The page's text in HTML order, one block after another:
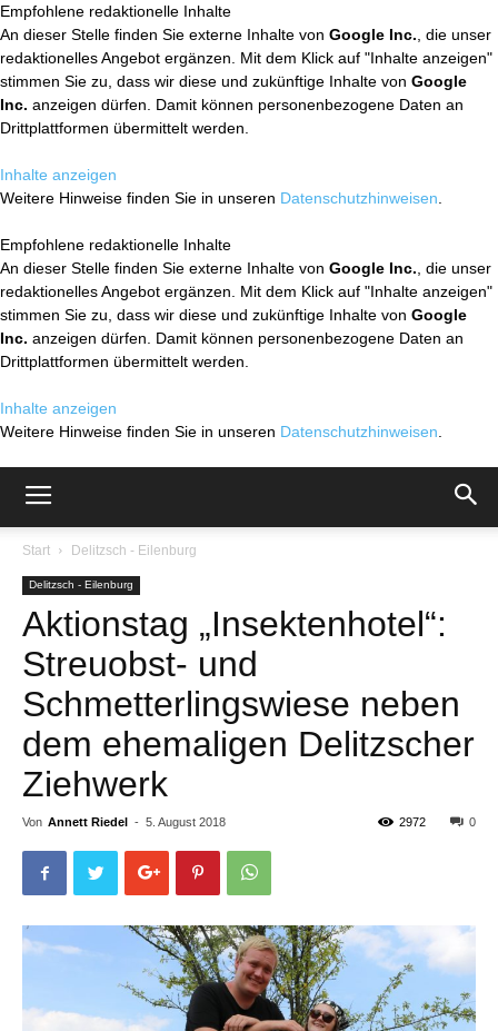
Empfohlene redaktionelle Inhalte
An dieser Stelle finden Sie externe Inhalte von Google Inc. , die unser
redaktionelles Angebot ergänzen. Mit dem Klick auf "Inhalte anzeigen"
stimmen Sie zu, dass wir diese und zukünftige Inhalte von Google
Inc. anzeigen dürfen. Damit können personenbezogene Daten an
Drittplattformen übermittelt werden.
Inhalte anzeigen
Weitere Hinweise finden Sie in unseren Datenschutzhinweisen
Empfohlene redaktionelle Inhalte
An dieser Stelle finden Sie externe Inhalte von Google Inc. , die unser
redaktionelles Angebot ergänzen. Mit dem Klick auf "Inhalte anzeigen"
stimmen Sie zu, dass wir diese und zukünftige Inhalte von Google
Inc. anzeigen dürfen. Damit können personenbezogene Daten an
Drittplattformen übermittelt werden.
Inhalte anzeigen
Weitere Hinweise finden Sie in unseren Datenschutzhinweisen
Start Delitzsch - Eilenburg
Delitzsch - Eilenburg
Aktionstag „Insektenhotel“:
Streuobst- und
Schmetterlingswiese neben
dem ehemaligen Delitzscher
Ziehwerk
Von Annett Riedel - 5. August 2018 0
2972